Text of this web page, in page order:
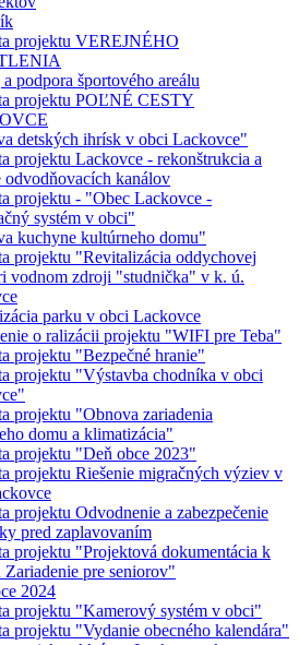
projektu VEREJNÉHO
podpora športového areálu
projektu POĽNÉ CESTY
detských ihrísk v obci Lackovce"
projektu Lackovce - rekonštrukcia a
odvodňovacích kanálov
projektu - "Obec Lackovce -
systém v obci"
kuchyne kultúrneho domu"
projektu "Revitalizácia oddychovej
vodnom zdroji "studnička" v k. ú.
parku v obci Lackovce
o ralizácii projektu "WIFI pre Teba"
projektu "Bezpečné hranie"
projektu "Výstavba chodníka v obci
projektu "Obnova zariadenia
domu a klimatizácia"
projektu "Deň obce 2023"
projektu Riešenie migračných výziev v
projektu Odvodnenie a zabezpečenie
pred zaplavovaním
projektu "Projektová dokumentácia k
Zariadenie pre seniorov"
2024
projektu "Kamerový systém v obci"
projektu "Vydanie obecného kalendára"